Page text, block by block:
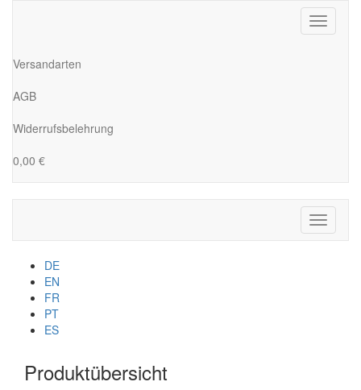
Toggle
Versandarten
AGB
Widerrufsbelehrung
0,00 €
Toggle
DE
EN
FR
PT
ES
Produktübersicht